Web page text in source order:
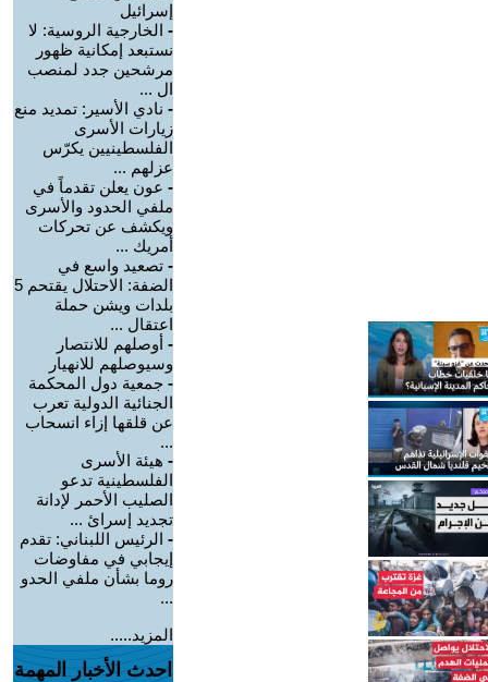
إسرائيل
- الخارجية الروسية: لا
نستبعد إمكانية ظهور
مرشحين جدد لمنصب
ال ...
- نادي الأسير: تمديد منع
زيارات الأسرى
الفلسطينيين يكرّس
عزلهم ...
- عون يعلن تقدماً في
ملفي الحدود والأسرى
ويكشف عن تحركات
أمريك ...
- تصعيد واسع في
الضفة: الاحتلال يقتحم 5
بلدات ويشن حملة
اعتقال ...
- أوصلهم للانتصار
وسيوصلهم للانهيار
- جمعية دول المحكمة
الجنائية الدولية تعرب
عن قلقها إزاء انسحاب
...
- هيئة الأسرى
الفلسطينية تدعو
الصليب الأحمر لإدانة
تجديد إسرائ ...
- الرئيس اللبناني: تقدم
إيجابي في مفاوضات
روما بشأن ملفي الحدو
...
المزيد.....
احدث الأخبار المهمة